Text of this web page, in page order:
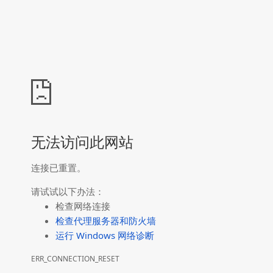
无法访问此网站
连接已重置。
请试试以下办法：
检查网络连接
检查代理服务器和防火墙
运行 Windows 网络诊断
ERR_CONNECTION_RESET